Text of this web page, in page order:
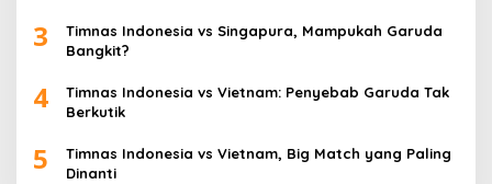
3
Timnas Indonesia vs Singapura, Mampukah Garuda
Bangkit?
4
Timnas Indonesia vs Vietnam: Penyebab Garuda Tak
Berkutik
5
Timnas Indonesia vs Vietnam, Big Match yang Paling
Dinanti